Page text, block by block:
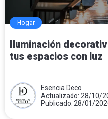
Hogar
Iluminación
tus espacios con luz
Esencia Deco
Actualizado: 28/10/
Publicado: 28/01/